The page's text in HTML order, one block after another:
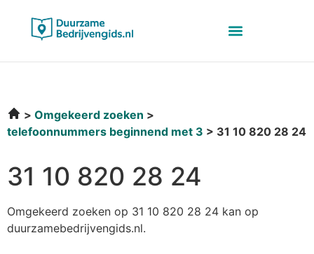
Omgekeerd zoeken
telefoonnummers beginnend met 3
31 10 820 28 24
31 10 820 28 24
Omgekeerd zoeken op 31 10 820 28 24 kan op
duurzamebedrijvengids.nl.